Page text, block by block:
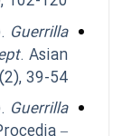
Guerrilla
. Asian
39-54.
Guerrilla